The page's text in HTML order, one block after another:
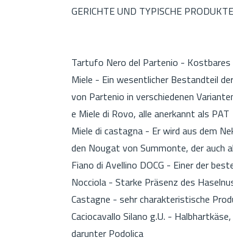
GERICHTE UND TYPISCHE PRODUKTE
Tartufo Nero del Partenio -
Miele - Ein wesentlicher Bestandteil
von Partenio in verschiedenen
e Miele di Rovo, alle anerkannt als PAT
Miele di castagna - Er wird aus dem
den Nougat von Summonte, der auch
Fiano di Avellino DOCG - Einer der
Nocciola - Starke Präsenz des
Castagne - sehr charakteristische
Caciocavallo Silano g.U. -
darunter Podolica